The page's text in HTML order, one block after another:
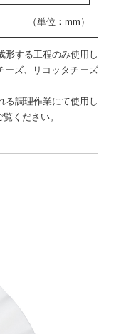
（単位：mm）
形する工程のみ使用し
ーズ、リコッタチーズ
調理作業にて使用し
覧ください。